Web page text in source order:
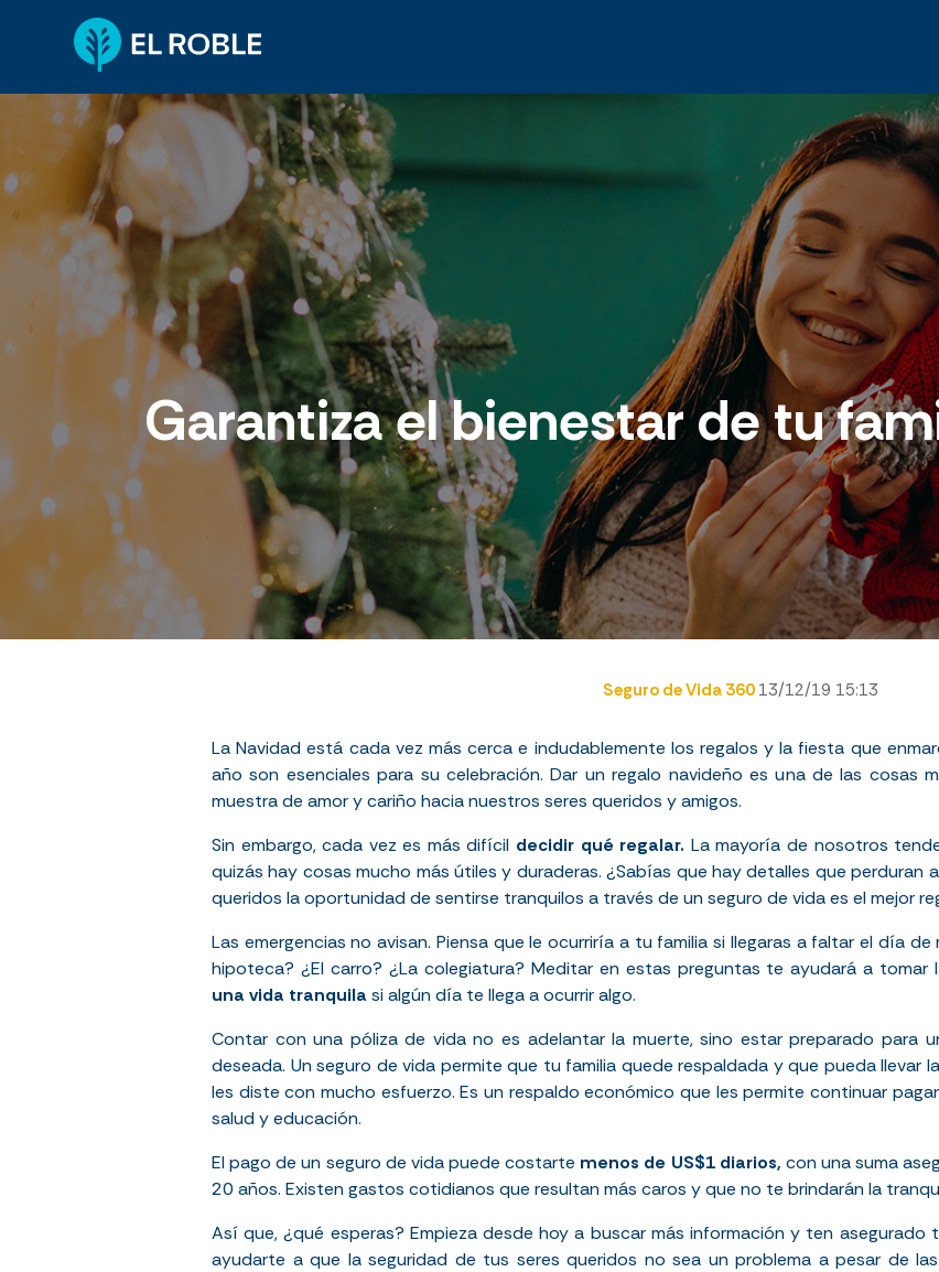
Garantiza el bienestar de tu
Seguro de Vida 360 13/12/19 15:13
La Navidad está cada vez más cerca e indudablemente los regalos y la fiesta que
año son esenciales para su celebración. Dar un regalo navideño es una de las cosas
muestra de amor y cariño hacia nuestros seres queridos y amigos.
Sin embargo, cada vez es más difícil decidir qué regalar. La mayoría de nosotros
quizás hay cosas mucho más útiles y duraderas. ¿Sabías que hay detalles que perduran
queridos la oportunidad de sentirse tranquilos a través de un seguro de vida es el mejor
Las emergencias no avisan. Piensa que le ocurriría a tu familia si llegaras a faltar el día
hipoteca? ¿El carro? ¿La colegiatura? Meditar en estas preguntas te ayudará a tomar
una vida tranquila si algún día te llega a ocurrir algo.
Contar con una póliza de vida no es adelantar la muerte, sino estar preparado para
deseada. Un seguro de vida permite que tu familia quede respaldada y que pueda llevar
les diste con mucho esfuerzo. Es un respaldo económico que les permite continuar
salud y educación.
El pago de un seguro de vida puede costarte menos de US$1 diarios, con una suma
20 años. Existen gastos cotidianos que resultan más caros y que no te brindarán la
Así que, ¿qué esperas? Empieza desde hoy a buscar más información y ten asegurado
ayudarte a que la seguridad de tus seres queridos no sea un problema a pesar de